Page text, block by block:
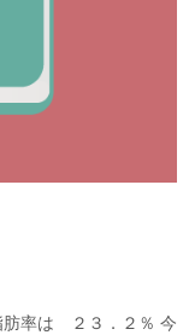
率は ２３．２％ 今